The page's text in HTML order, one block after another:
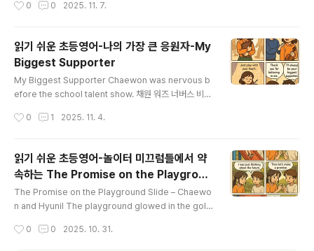
윗 더 스쿨 콰이어. 채원은 학교 합창단과 함께 무대에 서서
of music. 허 핸즈 슉 애즈 쉬 헬드 더 시트 오브 뮤직. 그
녀는 악보를 잡은 손이 떨렸다. The big audience mad
e her heart race quickly. 더 빅 오디언스 메이드 허 하
트 레이스 퀵클리. 많은 관중들이 그녀의 심장을 빠르게 뛰
게 했다. Hyunil, standing right next to he..
0 0 2025. 11. 7.
읽기 쉬운 초등영어-나의 가장 큰 응원자-My
Biggest Supporter
My Biggest Supporter Chaewon was nervous b
efore the school talent show. 채원 워즈 너버스 비포
다. She held her violin case tightly and looked ar
바이올린 케이스를 꼭 잡고 분주한 무대 뒤를 둘러보았다.
Hyunil noticed her worried face and walked ove
r. 현일 노티스트 허 워리드 페이스 앤 워크드 오버. 현일은
그녀의 걱정스러운 얼굴을 보고 다가왔다. “Don’t be afr
0 1 2025. 11. 4.
읽기 쉬운 초등영어-놀이터 미끄럼틀에서 약
속하는 The Promise on the Playgroun
d Slide – Chaewon and Hyunil
The Promise on the Playground Slide – Chaewo
n and Hyunil The playground glowed in the gold
황금빛으로 빛나고 있었다. 더 플레이그라운드 글로우드
0 0 2025. 10. 31.